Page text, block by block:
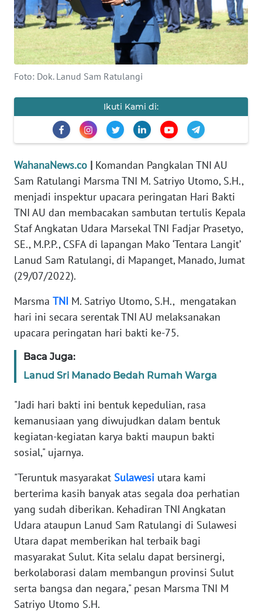
Foto: Dok. Lanud Sam Ratulangi
Ikuti Kami di:
WahanaNews.co | Komandan Pangkalan TNI AU
Sam Ratulangi Marsma TNI M. Satriyo Utomo, S.H.,
menjadi inspektur upacara peringatan Hari Bakti
TNI AU dan membacakan sambutan tertulis Kepala
Staf Angkatan Udara Marsekal TNI Fadjar Prasetyo,
SE., M.P.P., CSFA di lapangan Mako ‘Tentara Langit’
Lanud Sam Ratulangi, di Mapanget, Manado, Jumat
(29/07/2022).
Marsma TNI M. Satriyo Utomo, S.H., mengatakan
hari ini secara serentak TNI AU melaksanakan
upacara peringatan hari bakti ke-75.
Baca Juga:
Lanud Sri Manado Bedah Rumah Warga
"Jadi hari bakti ini bentuk kepedulian, rasa
kemanusiaan yang diwujudkan dalam bentuk
kegiatan-kegiatan karya bakti maupun bakti
sosial," ujarnya.
"Teruntuk masyarakat Sulawesi utara kami
berterima kasih banyak atas segala doa perhatian
yang sudah diberikan. Kehadiran TNI Angkatan
Udara ataupun Lanud Sam Ratulangi di Sulawesi
Utara dapat memberikan hal terbaik bagi
masyarakat Sulut. Kita selalu dapat bersinergi,
berkolaborasi dalam membangun provinsi Sulut
serta bangsa dan negara," pesan Marsma TNI M
Satriyo Utomo S.H.
INTERNASIONAL
SERBA-SERBI
OLAHRAGA
EDITORIAL
INDEKS
BERITA
KAMI
INFO
TENTANG
PEDOMAN
MEDIA
SIBER
REDAKSI
KARIR
DISCLAIMER
Wahana
News
Regional